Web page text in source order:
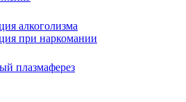
алкоголизма
при наркомании
плазмаферез